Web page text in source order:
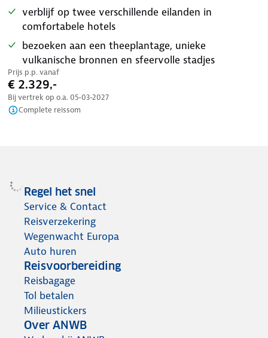
verblijf op twee verschillende eilanden in
comfortabele hotels
bezoeken aan een theeplantage, unieke
vulkanische bronnen en sfeervolle stadjes
Prijs p.p. vanaf
€ 2.329,-
Bij vertrek op o.a. 05-03-2027
Complete reissom
Regel het snel
Service & Contact
Reisverzekering
Wegenwacht Europa
Auto huren
Reisvoorbereiding
Reisbagage
Tol betalen
Milieustickers
Over ANWB